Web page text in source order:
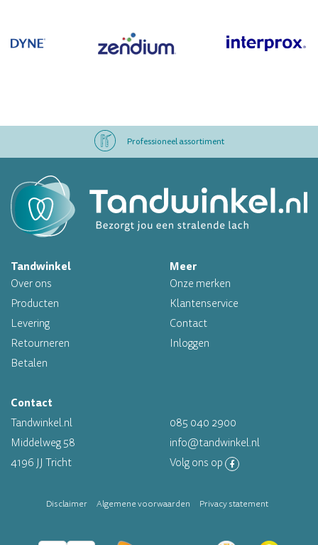
Professioneel assortiment
Op werkdagen voor 16.00 uur besteld, morgen in huis
Professioneel assortiment
Altijd op voorraad
Tandwinkel
Over ons
Producten
Levering
Retourneren
Betalen
Meer
Onze merken
Klantenservice
Contact
Inloggen
Contact
Tandwinkel.nl
Middelweg 58
4196 JJ Tricht
085 040 2900
info@tandwinkel.nl
Volg ons op
Disclaimer Algemene voorwaarden Privacy statement